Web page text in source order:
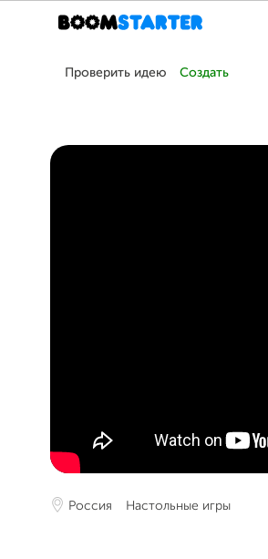
Проверить идею Создать
Россия Настольные игры